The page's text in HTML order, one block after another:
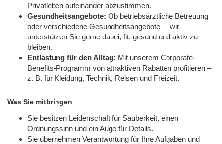
Privatleben aufeinander abzustimmen.
Gesundheitsangebote: Ob betriebsärztliche Betreuung
oder verschiedene Gesundheitsangebote – wir
unterstützen Sie gerne dabei, fit, gesund und aktiv zu
bleiben.
Entlastung für den Alltag: Mit unserem Corporate-
Benefits-Programm von attraktiven Rabatten profitieren –
z. B. für Kleidung, Technik, Reisen und Freizeit.
Was Sie mitbringen
Sie besitzen Leidenschaft für Sauberkeit, einen
Ordnungssinn und ein Auge für Details.
Sie übernehmen Verantwortung für Ihre Aufgaben und